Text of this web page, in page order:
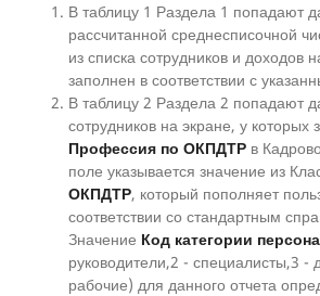
В таблицу 1 Раздела 1 попадают
рассчитанной среднесписочной
из списка сотрудников и доходов
заполнен в соответствии с
В таблицу 2 Раздела 2 попадают
сотрудников на экране, у которых
Профессия по ОКПДТР в
поле указывается значение из
ОКПДТР, который пополняет
соответствии со стандартным
Значение Код категории
руководители,2 - специалисты,3 -
рабочие) для данного отчета